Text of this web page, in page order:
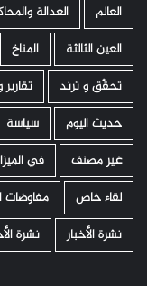
العالم
العدالة
العين الثالثة
المناخ
تحقّق و ترند
حديث اليوم
سياسة
غير مصنف
في
لقاء خاص
مفاوضات
نشرة الأخبار
نشرة